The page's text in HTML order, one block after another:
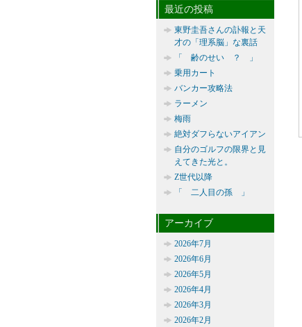
最近の投稿
東野圭吾さんの訃報と天
才の「理系脳」な裏話
「 齢のせい ？ 」
乗用カート
バンカー攻略法
ラーメン
梅雨
絶対ダフらないアイアン
自分のゴルフの限界と見
えてきた光と。
Z世代以降
「 二人目の孫 」
アーカイブ
2026年7月
2026年6月
2026年5月
2026年4月
2026年3月
2026年2月